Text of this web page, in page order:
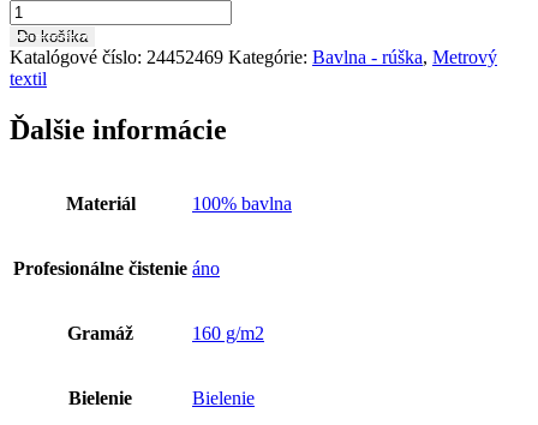
Do košíka
Katalógové číslo: 24452469 Kategórie: Bavlna - rúška, Metrový
textil
Ďalšie informácie
Materiál 100% bavlna
Profesionálne čistenie áno
Gramáž 160 g/m2
Bielenie Bielenie